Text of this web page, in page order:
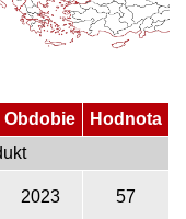
Obdobie
Hodnota
2023 57